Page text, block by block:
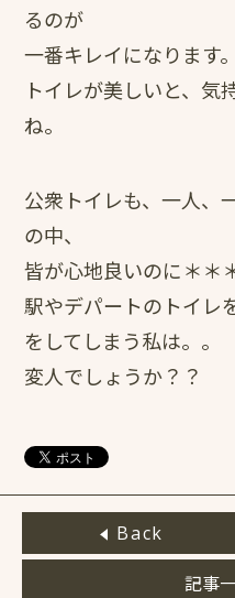
るのが
一番キレイになります。
トイレが美しいと、気
ね。
公衆トイレも、一人、
の中、
皆が心地良いのに＊＊
駅やデパートのトイレ
をしてしまう私は。。
変人でしょうか？？
Back
記事